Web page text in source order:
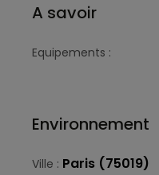
A savoir
Equipements :
Environnement
Ville : Paris (75019)